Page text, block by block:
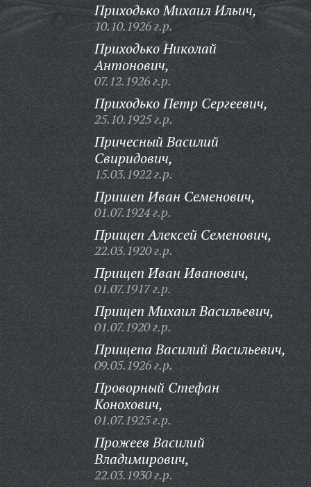
Приходько Михаил Ильич,
10.10.1926 г.р.
Приходько Николай
Антонович,
07.12.1926 г.р.
Приходько Петр Сергеевич,
25.10.1925 г.р.
Причесный Василий
Свиридович,
15.03.1922 г.р.
Пришеп Иван Семенович,
01.07.1924 г.р.
Прищеп Алексей Семенович,
22.03.1920 г.р.
Прищеп Иван Иванович,
01.07.1917 г.р.
Прищеп Михаил Васильевич,
01.07.1920 г.р.
Прищепа Василий Васильевич,
09.05.1926 г.р.
Проворный Стефан
Конохович,
01.07.1925 г.р.
Прожеев Василий
Владимирович,
22.03.1930 г.р.